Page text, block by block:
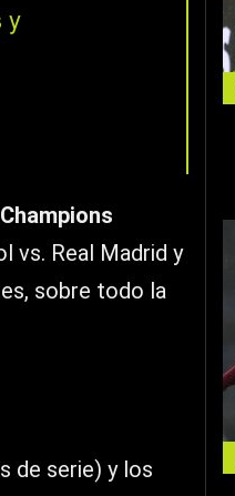
y
Champions
vs. Real Madrid y
sobre todo la
de serie) y los